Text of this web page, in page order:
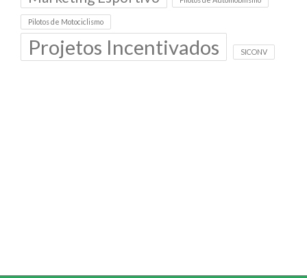
Pilotos de Motociclismo
Projetos Incentivados SICONV